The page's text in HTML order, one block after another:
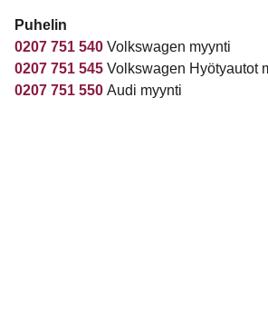
Puhelin
0207 751 540 Volkswagen myynti
0207 751 545 Volkswagen Hyötyautot
0207 751 550 Audi myynti